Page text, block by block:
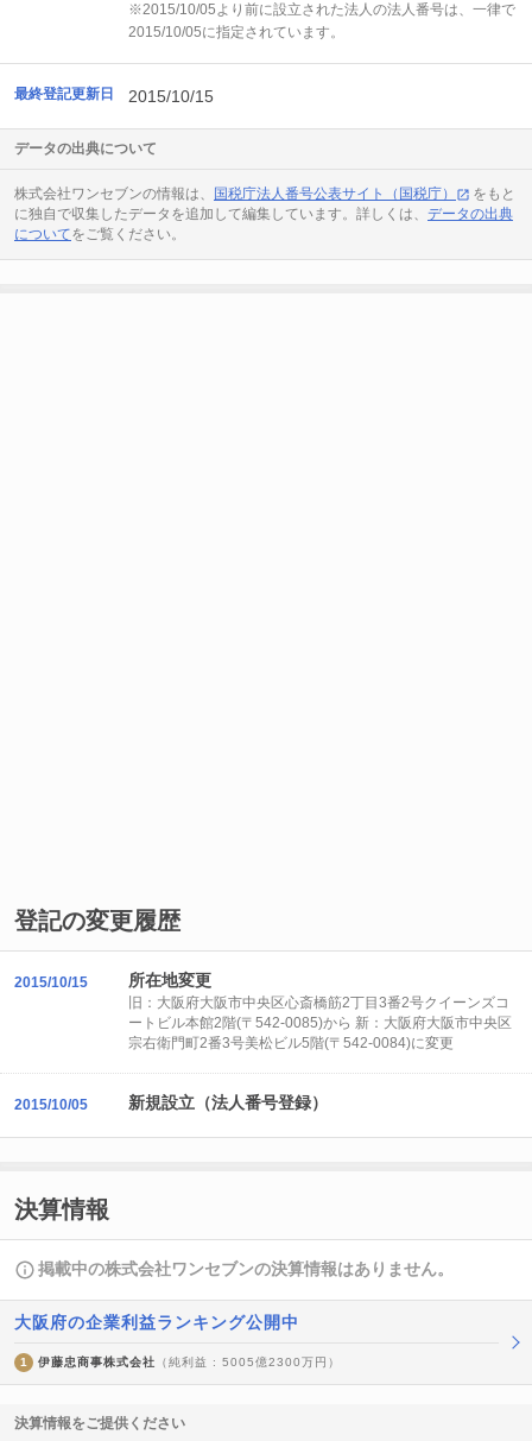
※2015/10/05より前に設立された法人の法人番号は、一律で
2015/10/05に指定されています。
最終登記更新日 2015/10/15
データの出典について
株式会社ワンセブンの情報は、 国税庁法人番号公表サイト（国税庁）
をもと
に独自で収集したデータを追加して編集しています。詳しくは、 データの出典
についてをご覧ください。
登記の変更履歴
2015/10/15 所在地変更
旧：大阪府大阪市中央区心斎橋筋2丁目3番2号クイーンズコ
ートビル本館2階(〒542-0085)から 新：大阪府大阪市中央区
宗右衛門町2番3号美松ビル5階(〒542-0084)に変更
2015/10/05 新規設立（法人番号登録）
決算情報
掲載中の株式会社ワンセブンの決算情報はありません。
大阪府の企業利益ランキング公開中
1 伊藤忠商事株式会社 （純利益 : 5005億2300万円）
決算情報をご提供ください